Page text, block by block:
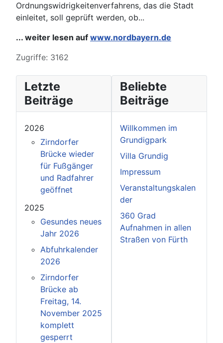
Ordnungswidrigkeitenverfahrens, das die Stadt
einleitet, soll geprüft werden, ob...
... weiter lesen auf www.nordbayern.de
Zugriffe: 3162
Letzte
Beiträge
2026
Zirndorfer
Brücke wieder
für Fußgänger
und Radfahrer
geöffnet
2025
Gesundes neues
Jahr 2026
Abfuhrkalender
2026
Zirndorfer
Brücke ab
Freitag, 14.
November 2025
komplett
gesperrt
Beliebte
Beiträge
Willkommen im
Grundigpark
Villa Grundig
Impressum
Veranstaltungskalen
der
360 Grad
Aufnahmen in allen
Straßen von Fürth